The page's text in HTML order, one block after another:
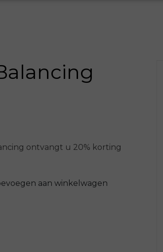
ontvangt u 20% korting
aan winkelwagen